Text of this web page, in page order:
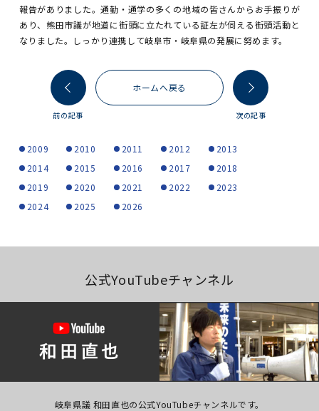
報告がありました。通勤・通学の多くの地域の皆さんからお手振りが
あり、熊田市議が地道に街頭に立たれている証左が伺える街頭活動と
なりました。しっかり連携して岐阜市・岐阜県の発展に努めます。
前の記事
ホームへ戻る
次の記事
2009 2010 2011 2012
2013
2014
2015 2016 2017
2018
2019
2020 2021 2022
2023
2024
2025 2026
公式YouTubeチャンネル
岐阜県議 和田直也の公式YouTubeチャンネルです。